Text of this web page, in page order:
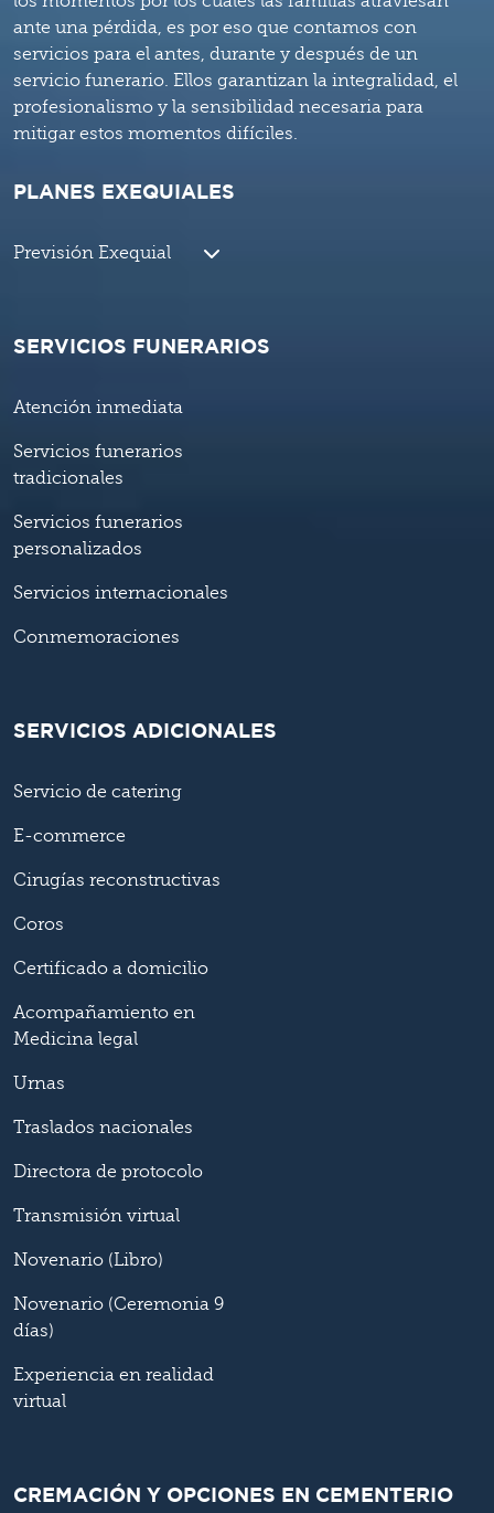
ante una pérdida, es por eso que contamos con
servicios para el antes, durante y después de un
servicio funerario. Ellos garantizan la integralidad, el
profesionalismo y la sensibilidad necesaria para
mitigar estos momentos difíciles.
PLANES EXEQUIALES
Previsión Exequial
SERVICIOS FUNERARIOS
Atención inmediata
Servicios funerarios
tradicionales
Servicios funerarios
personalizados
Servicios internacionales
Conmemoraciones
SERVICIOS ADICIONALES
Servicio de catering
E-commerce
Cirugías reconstructivas
Coros
Certificado a domicilio
Acompañamiento en
Medicina legal
Urnas
Traslados nacionales
Directora de protocolo
Transmisión virtual
Novenario (Libro)
Novenario (Ceremonia 9
días)
Experiencia en realidad
virtual
CREMACIÓN Y OPCIONES EN CEMENTERIO